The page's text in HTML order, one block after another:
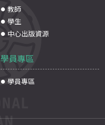
教師
學生
中心出版資源
學員專區
學員專區